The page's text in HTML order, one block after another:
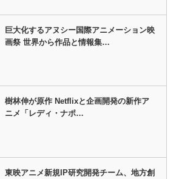
巨大化するアヌシー国際アニメーション映
画祭 世界から作品と情報集…
樹林伸が原作 Netflixと企画開発の新作ア
ニメ「レディ・ナポ…
東映アニメ新規IP研究開発チーム、地方創